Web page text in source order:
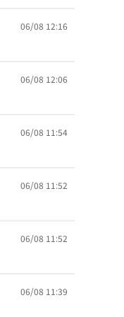
06/08 12:16
06/08 12:06
06/08 11:54
06/08 11:52
06/08 11:52
06/08 11:39